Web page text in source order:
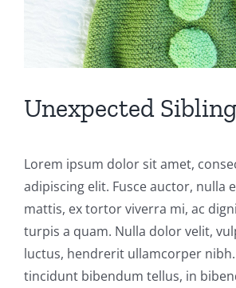
Unexpected
Lorem ipsum dolor sit amet,
adipiscing elit. Fusce auctor, nulla
mattis, ex tortor viverra mi, ac
turpis a quam. Nulla dolor velit,
luctus, hendrerit ullamcorper
tincidunt bibendum tellus, in